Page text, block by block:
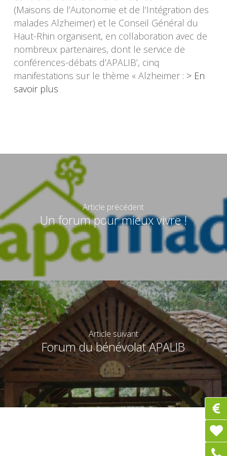
(Maisons de l’Autonomie et de l’Intégration des
malades Alzheimer) et le Conseil Général du
Haut-Rhin organisent, en collaboration avec de
nombreux partenaires, dont le service de
conférences-débats d’APALIB’, cinq
manifestations sur le thème « Alzheimer : > En
savoir plus
Article précédent
Un forum pour mieux vivre !
Article suivant
Forum du bénévolat APALIB